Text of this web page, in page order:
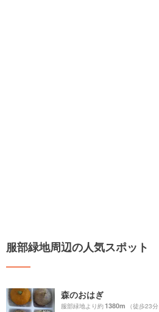
服部緑地周辺の人気スポット
森のおはぎ
服部緑地より約1380m （徒歩23分